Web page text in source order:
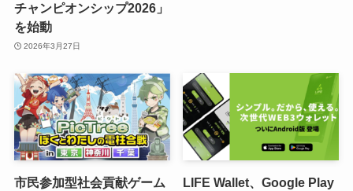
チャンピオンシップ2026」
を始動
2026年3月27日
市民参加型社会貢献ゲーム
LIFE Wallet、Google Play